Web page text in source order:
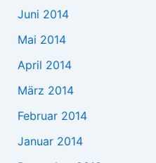
Juni 2014
Mai 2014
April 2014
März 2014
Februar 2014
Januar 2014